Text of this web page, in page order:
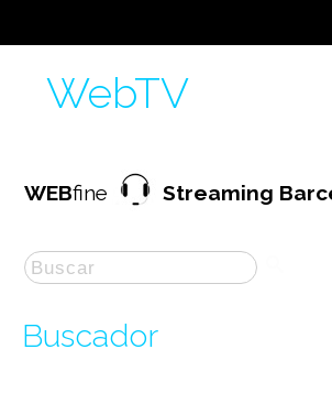
WebTV
WEBfineStreaming
Buscador